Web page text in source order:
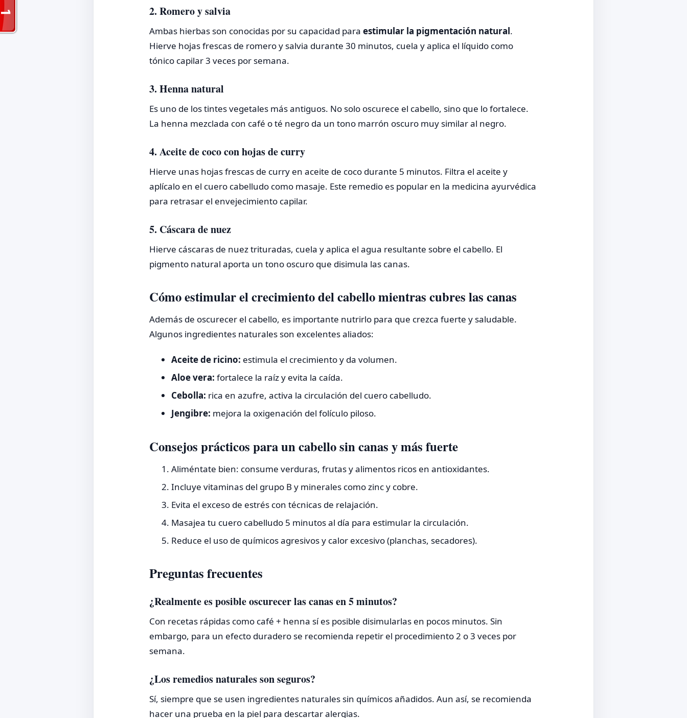
2. Romero y salvia
Ambas hierbas son conocidas por su capacidad para estimular la pigmentación natural.
Hierve hojas frescas de romero y salvia durante 30 minutos, cuela y aplica el líquido como
tónico capilar 3 veces por semana.
3. Henna natural
Es uno de los tintes vegetales más antiguos. No solo oscurece el cabello, sino que lo fortalece.
La henna mezclada con café o té negro da un tono marrón oscuro muy similar al negro.
4. Aceite de coco con hojas de curry
Hierve unas hojas frescas de curry en aceite de coco durante 5 minutos. Filtra el aceite y
aplícalo en el cuero cabelludo como masaje. Este remedio es popular en la medicina ayurvédica
para retrasar el envejecimiento capilar.
5. Cáscara de nuez
Hierve cáscaras de nuez trituradas, cuela y aplica el agua resultante sobre el cabello. El
pigmento natural aporta un tono oscuro que disimula las canas.
Cómo estimular el crecimiento del cabello mientras cubres las canas
Además de oscurecer el cabello, es importante nutrirlo para que crezca fuerte y saludable.
Algunos ingredientes naturales son excelentes aliados:
Aceite de ricino: estimula el crecimiento y da volumen.
Aloe vera: fortalece la raíz y evita la caída.
Cebolla: rica en azufre, activa la circulación del cuero cabelludo.
Jengibre: mejora la oxigenación del folículo piloso.
Consejos prácticos para un cabello sin canas y más fuerte
Aliméntate bien: consume verduras, frutas y alimentos ricos en antioxidantes.
Incluye vitaminas del grupo B y minerales como zinc y cobre.
Evita el exceso de estrés con técnicas de relajación.
Masajea tu cuero cabelludo 5 minutos al día para estimular la circulación.
Reduce el uso de químicos agresivos y calor excesivo (planchas, secadores).
Preguntas frecuentes
¿Realmente es posible oscurecer las canas en 5 minutos?
Con recetas rápidas como café + henna sí es posible disimularlas en pocos minutos. Sin
embargo, para un efecto duradero se recomienda repetir el procedimiento 2 o 3 veces por
semana.
¿Los remedios naturales son seguros?
Sí, siempre que se usen ingredientes naturales sin químicos añadidos. Aun así, se recomienda
hacer una prueba en la piel para descartar alergias.